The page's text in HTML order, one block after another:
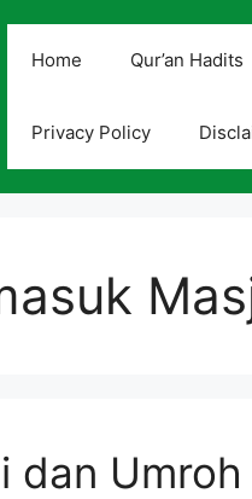
Home Qur’an Hadits
Privacy Policy
dan